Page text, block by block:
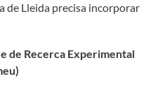
de Lleida precisa incorporar
de Recerca Experimental